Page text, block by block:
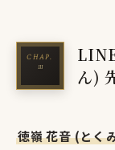
ん)
徳嶺 花音 (とく